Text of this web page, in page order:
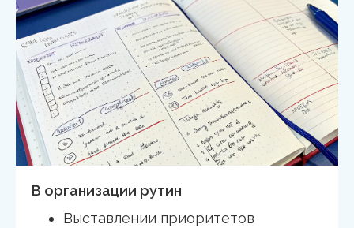
В организации рутин
Выставлении приоритетов